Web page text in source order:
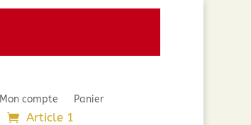
Mon compte Panier
Article 1